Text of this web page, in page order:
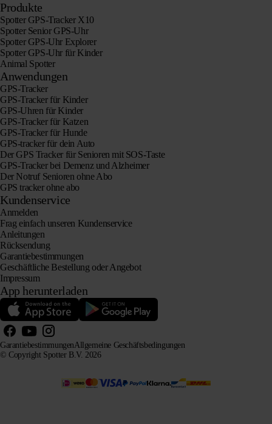
Produkte
Spotter GPS-Tracker X10
Spotter Senior GPS-Uhr
Spotter GPS-Uhr Explorer
Spotter GPS-Uhr für Kinder
Animal Spotter
Anwendungen
GPS-Tracker
GPS-Tracker für Kinder
GPS-Uhren für Kinder
GPS-Tracker für Katzen
GPS-Tracker für Hunde
GPS-tracker für dein Auto
Der GPS Tracker für Senioren mit SOS-Taste
GPS-Tracker bei Demenz und Alzheimer
Der Notruf Senioren ohne Abo
GPS tracker ohne abo
Kundenservice
Anmelden
Frag einfach unseren Kundenservice
Anleitungen
Rücksendung
Garantiebestimmungen
Geschäftliche Bestellung oder Angebot
Impressum
App herunterladen
© Copyright Spotter B.V. 2026
GarantiebestimmungenAllgemeine Geschäftsbedingungen